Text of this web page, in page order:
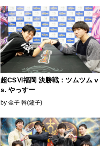
超CSⅥ福岡 決勝戦：ツムツム v
s. やっすー
by 金子 幹(鐘子)